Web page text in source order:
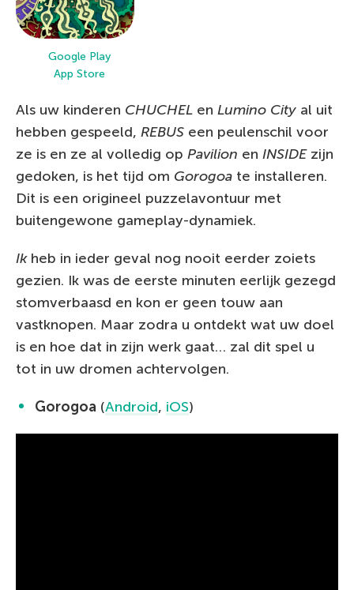
Google Play
App Store
Als uw kinderen CHUCHEL en Lumino City al uit
hebben gespeeld, REBUS een peulenschil voor
ze is en ze al volledig op Pavilion en INSIDEzijn
gedoken, is het tijd om Gorogoa te installeren.
Dit is een origineel puzzelavontuur met
buitengewone gameplay-dynamiek.
Ikheb in ieder geval nog nooit eerder zoiets
gezien. Ik was de eerste minuten eerlijk gezegd
stomverbaasd en kon er geen touw aan
vastknopen. Maar zodra u ontdekt wat uw doel
is en hoe dat in zijn werk gaat… zal dit spel u
tot in uw dromen achtervolgen.
Gorogoa (Android, iOS)